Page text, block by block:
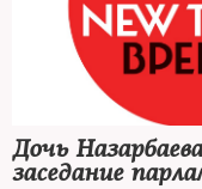
Дочь
заседание